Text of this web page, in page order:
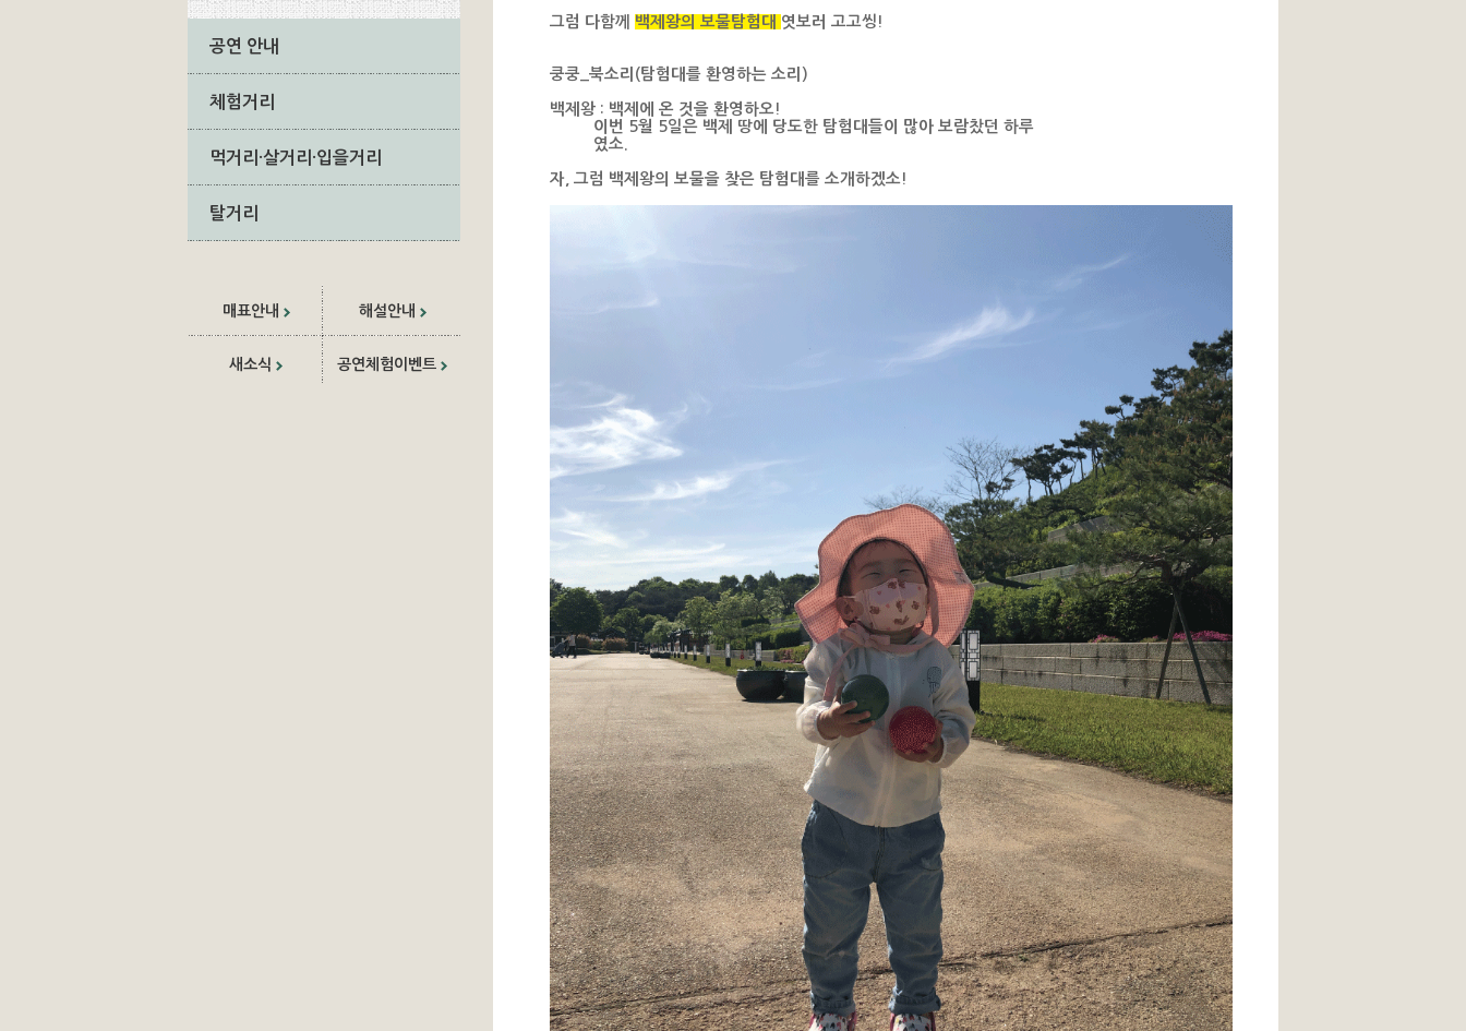
공연 안내
체험거리
먹거리·살거리·입을거리
탈거리
매표안내 해설안내
새소식 공연체험이벤트
그럼 다함께 백제왕의 보물탐험대 엿보러 고고씽!
쿵쿵_북소리(탐험대를 환영하는 소리)
백제왕 : 백제에 온 것을 환영하오!
이번 5월 5일은 백제 땅에 당도한 탐험대들이 많아 보람찼던 하루
였소.
자, 그럼 백제왕의 보물을 찾은 탐험대를 소개하겠소!